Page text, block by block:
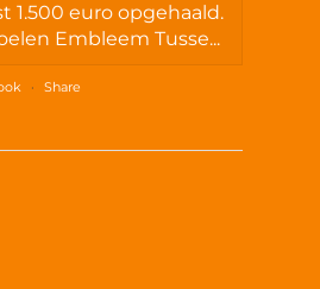
1.500 euro opgehaald.
Embleem Tusse...
· Share